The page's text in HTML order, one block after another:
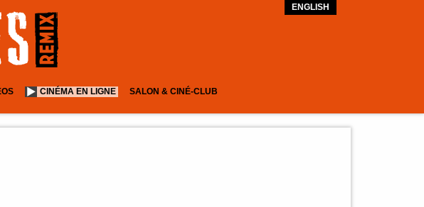
ENGLISH
CINÉMA EN LIGNE SALON & CINÉ-CLUB